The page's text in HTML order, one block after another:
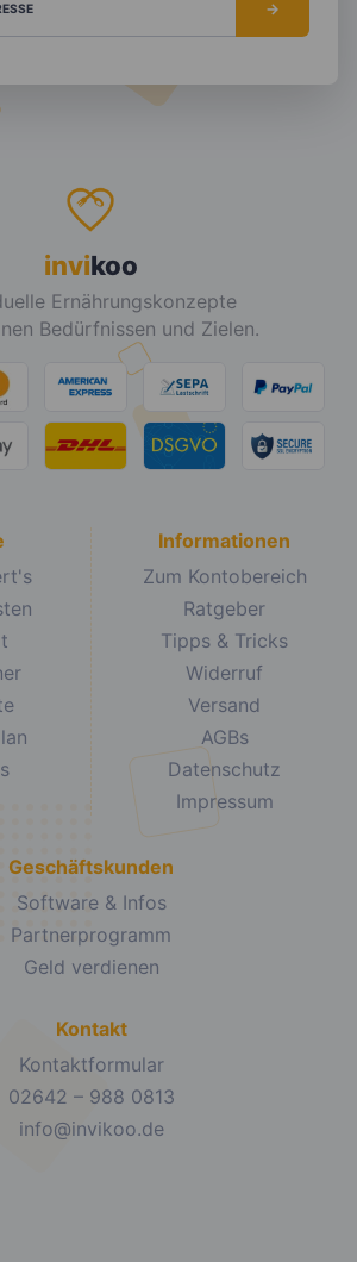
invikoo
Ernährungskonzepte
Bedürfnissen und Zielen.
Informationen
Zum Kontobereich
Ratgeber
Tipps & Tricks
Widerruf
Versand
AGBs
Datenschutz
Impressum
Geschäftskunden
Software & Infos
Partnerprogramm
Geld verdienen
Kontakt
Kontaktformular
02642 – 988 0813
info@invikoo.de